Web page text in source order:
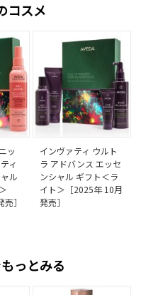
コスメ
ッ
ィ
ル
］
インヴァティ ウルト
ラ アドバンス エッセ
ンシャル ギフト＜ラ
イト＞［2025年 10月
発売］
っとみる